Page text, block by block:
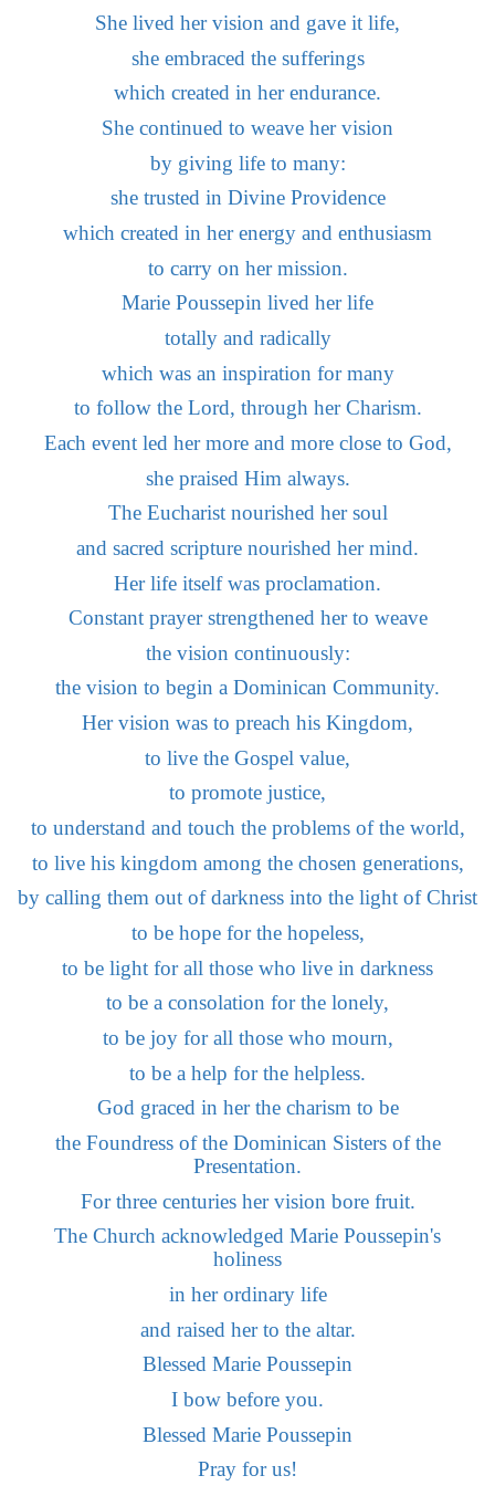
She lived her vision and gave it life,
she embraced the sufferings
which created in her endurance.
She continued to weave her vision
by giving life to many:
she trusted in Divine Providence
which created in her energy and enthusiasm
to carry on her mission.
Marie Poussepin lived her life
totally and radically
which was an inspiration for many
to follow the Lord, through her Charism.
Each event led her more and more close to God,
she praised Him always.
The Eucharist nourished her soul
and sacred scripture nourished her mind.
Her life itself was proclamation.
Constant prayer strengthened her to weave
the vision continuously:
the vision to begin a Dominican Community.
Her vision was to preach his Kingdom,
to live the Gospel value,
to promote justice,
to understand and touch the problems of the world,
to live his kingdom among the chosen generations,
by calling them out of darkness into the light of Christ
to be hope for the hopeless,
to be light for all those who live in darkness
to be a consolation for the lonely,
to be joy for all those who mourn,
to be a help for the helpless.
God graced in her the charism to be
the Foundress of the Dominican Sisters of the
Presentation.
For three centuries her vision bore fruit.
The Church acknowledged Marie Poussepin's
holiness
in her ordinary life
and raised her to the altar.
Blessed Marie Poussepin
I bow before you.
Blessed Marie Poussepin
Pray for us!